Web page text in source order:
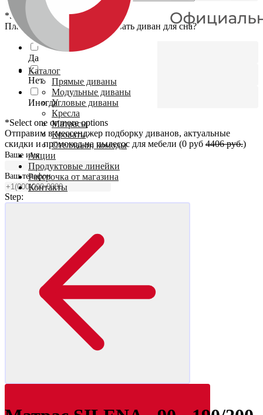
*Select one or more options
Планируете ли вы использовать диван для сна?
Да
Нет
Иногда
*Select one or more options
Отправим в мессенджер подборку диванов, актуальные
скидки и промокод на пылесос для мебели (0 руб 4406 руб.)
Ваше имя
Ваш телефон
Step:
Каталог
Прямые диваны
Модульные диваны
Угловые диваны
Кресла
Матрасы
Кровати
Стеллажи, комоды
Акции
Продуктовые линейки
Рассрочка от магазина
Контакты